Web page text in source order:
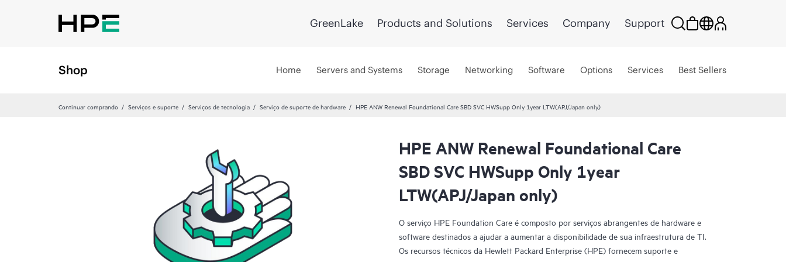
GreenLake Products and Solutions Services Company Support
Shop Home Servers and Systems Storage Networking Software Options Services Best Sellers
Continuar comprando Serviços e suporte Serviços de tecnologia Serviço de suporte de hardware HPE ANW Renewal Foundational Care SBD SVC HWSupp Only 1year LTW(APJ/Japan only)
HPE ANW Renewal Foundational Care
SBD SVC HWSupp Only 1year
LTW(APJ/Japan only)
O serviço HPE Foundation Care é composto por serviços abrangentes de hardware e
software destinados a ajudar a aumentar a disponibilidade de sua infraestrutura de TI.
Os recursos técnicos da Hewlett Packard Enterprise (HPE) fornecem suporte e